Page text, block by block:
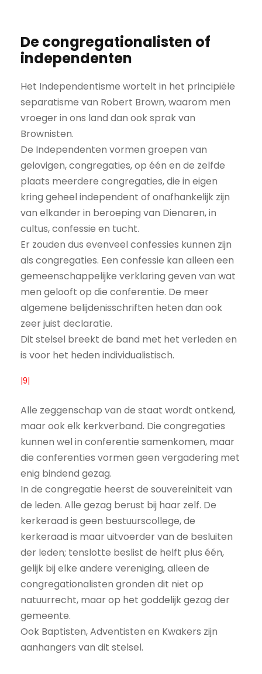
De congregationalisten of
independenten
Het Independentisme wortelt in het principiële
separatisme van Robert Brown, waarom men
vroeger in ons land dan ook sprak van
Brownisten.
De Independenten vormen groepen van
gelovigen, congregaties, op één en de zelfde
plaats meerdere congregaties, die in eigen
kring geheel independent of onafhankelijk zijn
van elkander in beroeping van Dienaren, in
cultus, confessie en tucht.
Er zouden dus evenveel confessies kunnen zijn
als congregaties. Een confessie kan alleen een
gemeenschappelijke verklaring geven van wat
men gelooft op die conferentie. De meer
algemene belijdenisschriften heten dan ook
zeer juist declaratie.
Dit stelsel breekt de band met het verleden en
is voor het heden individualistisch.
|9|
Alle zeggenschap van de staat wordt ontkend,
maar ook elk kerkverband. Die congregaties
kunnen wel in conferentie samenkomen, maar
die conferenties vormen geen vergadering met
enig bindend gezag.
In de congregatie heerst de souvereiniteit van
de leden. Alle gezag berust bij haar zelf. De
kerkeraad is geen bestuurscollege, de
kerkeraad is maar uitvoerder van de besluiten
der leden; tenslotte beslist de helft plus één,
gelijk bij elke andere vereniging, alleen de
congregationalisten gronden dit niet op
natuurrecht, maar op het goddelijk gezag der
gemeente.
Ook Baptisten, Adventisten en Kwakers zijn
aanhangers van dit stelsel.